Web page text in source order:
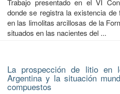
Trabajo presentado en el VI
donde se registra la existencia de
en las limolitas arcillosas de la
situados en las nacientes del ...
La prospección de litio en
Argentina y la situación
compuestos